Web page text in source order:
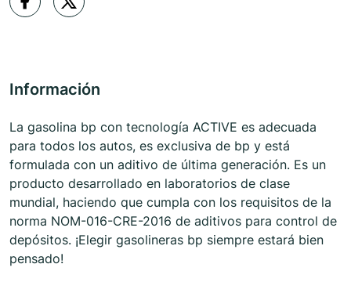
Información
La gasolina bp con tecnología ACTIVE es adecuada
para todos los autos, es exclusiva de bp y está
formulada con un aditivo de última generación. Es un
producto desarrollado en laboratorios de clase
mundial, haciendo que cumpla con los requisitos de la
norma NOM-016-CRE-2016 de aditivos para control de
depósitos. ¡Elegir gasolineras bp siempre estará bien
pensado!